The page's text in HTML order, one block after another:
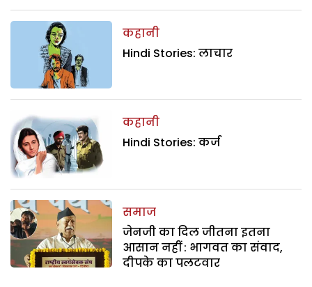
कहानी
Hindi Stories: लाचार
कहानी
Hindi Stories: कर्ज
समाज
जेनजी का दिल जीतना इतना
आसान नहीं : भागवत का संवाद,
दीपके का पलटवार